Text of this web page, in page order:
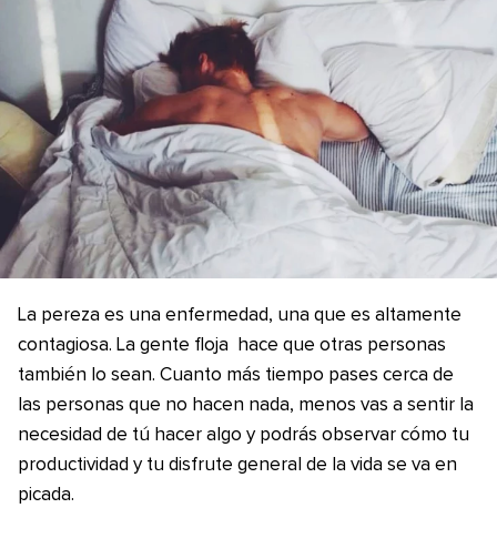
La pereza es una enfermedad, una que es altamente
contagiosa. La gente floja hace que otras personas
también lo sean. Cuanto más tiempo pases cerca de
las personas que no hacen nada, menos vas a sentir la
necesidad de tú hacer algo y podrás observar cómo tu
productividad y tu disfrute general de la vida se va en
picada.